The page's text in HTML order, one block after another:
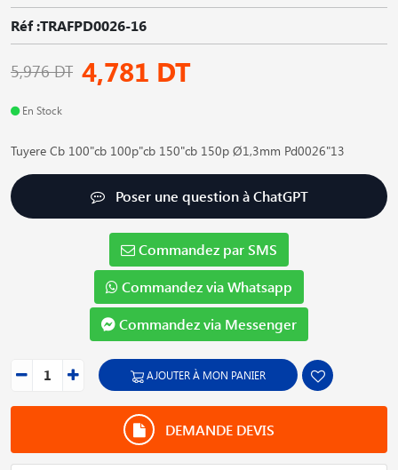
Réf :TRAFPD0026-16
5,976 DT 4,781 DT
En Stock
Tuyere Cb 100"cb 100p"cb 150"cb 150p Ø1,3mm Pd0026"13
Poser une question à ChatGPT
Commandez par SMS
Commandez via Whatsapp
Commandez via Messenger
AJOUTER À MON PANIER
DEMANDE DEVIS